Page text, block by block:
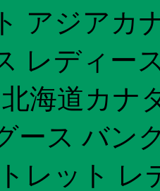
アジアカ
レディー
海道カナ
ース バン
レット レ